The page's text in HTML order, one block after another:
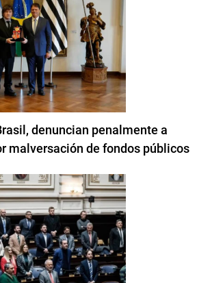
denuncian penalmente a
malversación de fondos públicos